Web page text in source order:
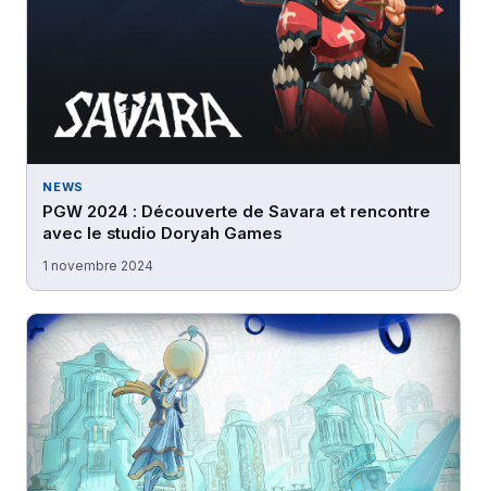
NEWS
PGW 2024 : Découverte de Savara et rencontre
avec le studio Doryah Games
1 novembre 2024